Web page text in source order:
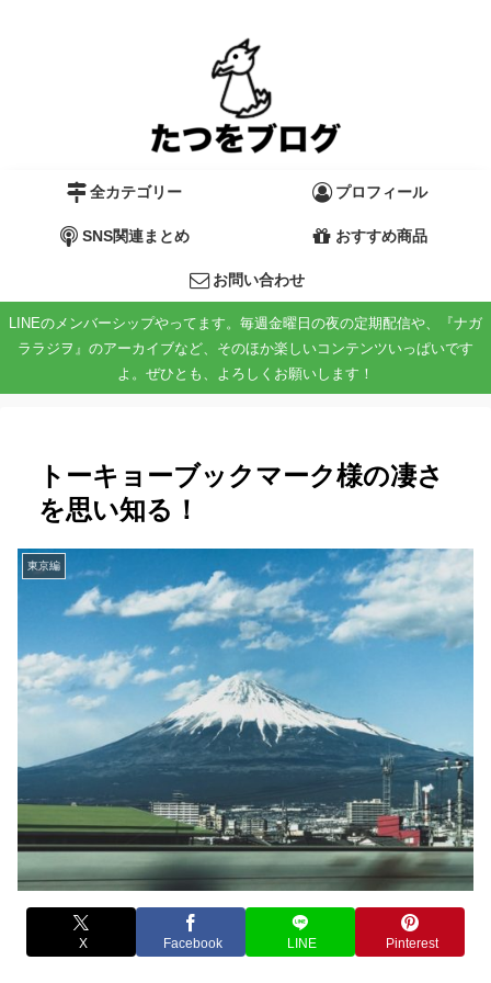
全カテゴリー プロフィール
SNS関連まとめ おすすめ商品
お問い合わせ
LINEのメンバーシップやってます。毎週金曜日の夜の定期配信や、『ナガ
ララジヲ』のアーカイブなど、そのほか楽しいコンテンツいっぱいです
よ。ぜひとも、よろしくお願いします！
トーキョーブックマーク様の凄さ
を思い知る！
東京編
X Facebook LINE Pinterest